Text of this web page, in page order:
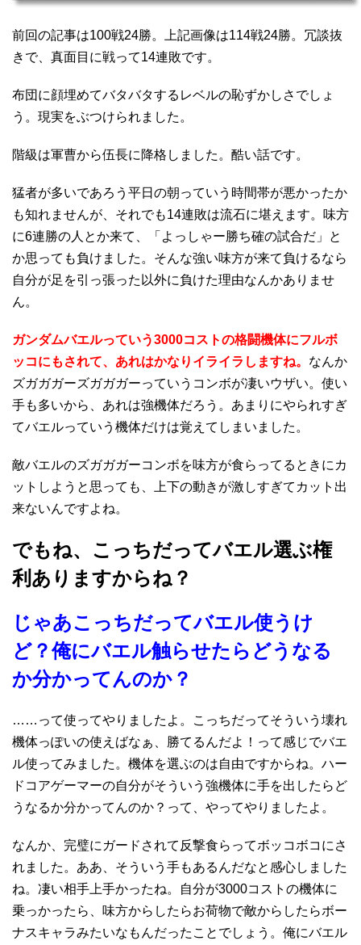
前回の記事は100戦24勝。上記画像は114戦24勝。冗談抜
きで、真面目に戦って14連敗です。
布団に顔埋めてバタバタするレベルの恥ずかしさでしょ
う。現実をぶつけられました。
階級は軍曹から伍長に降格しました。酷い話です。
猛者が多いであろう平日の朝っていう時間帯が悪かったか
も知れませんが、それでも14連敗は流石に堪えます。味方
に6連勝の人とか来て、「よっしゃー勝ち確の試合だ」と
か思っても負けました。そんな強い味方が来て負けるなら
自分が足を引っ張った以外に負けた理由なんかありませ
ん。
ガンダムバエルっていう3000コストの格闘機体にフルボ
ッコにもされて、あれはかなりイライラしますね。 なんか
ズガガガーズガガガーっていうコンボが凄いウザい。使い
手も多いから、あれは強機体だろう。あまりにやられすぎ
てバエルっていう機体だけは覚えてしまいました。
敵バエルのズガガガーコンボを味方が食らってるときにカ
ットしようと思っても、上下の動きが激しすぎてカット出
来ないんですよね。
でもね、こっちだってバエル選ぶ権
利ありますからね？
じゃあこっちだってバエル使うけ
ど？俺にバエル触らせたらどうなる
か分かってんのか？
……って使ってやりましたよ。こっちだってそういう壊れ
機体っぽいの使えばなぁ、勝てるんだよ！って感じでバエ
ル使ってみました。機体を選ぶのは自由ですからね。ハー
ドコアゲーマーの自分がそういう強機体に手を出したらど
うなるか分かってんのか？って、やってやりましたよ。
なんか、完璧にガードされて反撃食らってボッコボコにさ
れました。ああ、そういう手もあるんだなと感心しました
ね。凄い相手上手かったね。自分が3000コストの機体に
乗っかったら、味方からしたらお荷物で敵からしたらボー
ナスキャラみたいなもんだったことでしょう。俺にバエル